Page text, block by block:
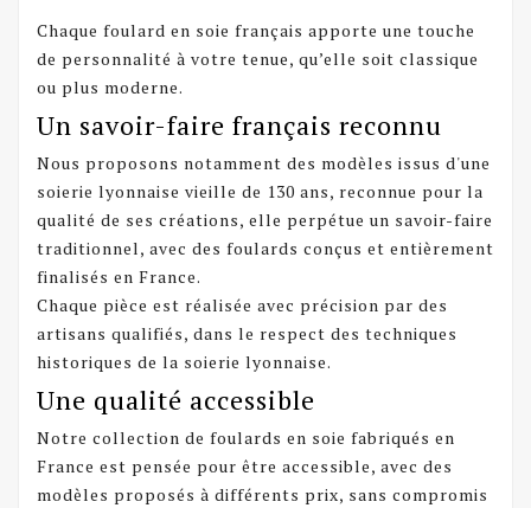
Chaque foulard en soie français apporte une touche
de personnalité à votre tenue, qu’elle soit classique
ou plus moderne.
Un savoir-faire français reconnu
Nous proposons notamment des modèles issus d'une
soierie lyonnaise vieille de 130 ans, reconnue pour la
qualité de ses créations, elle perpétue un savoir-faire
traditionnel, avec des foulards conçus et entièrement
finalisés en France.
Chaque pièce est réalisée avec précision par des
artisans qualifiés, dans le respect des techniques
historiques de la soierie lyonnaise.
Une qualité accessible
Notre collection de foulards en soie fabriqués en
France est pensée pour être accessible, avec des
modèles proposés à différents prix, sans compromis